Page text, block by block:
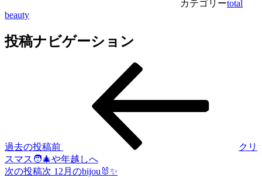
カテゴリーtotal
beauty
投稿ナビゲーション
過去の投稿前
クリ
スマス🧑‍🎄や年越しへ
次の投稿次 12月のbijou🐰✨